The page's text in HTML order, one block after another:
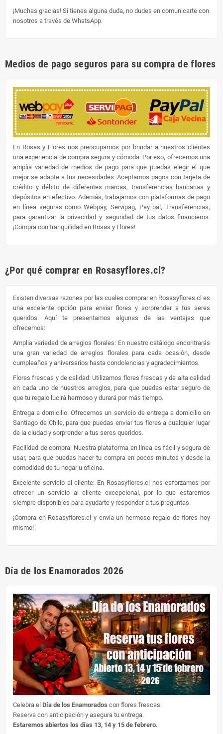
¡Muchas gracias! Si tienes alguna duda, no dudes en comunicarte con
nosotros a través de WhatsApp.
Medios de pago seguros para su compra de flores
En Rosas y Flores nos preocupamos por brindar a nuestros clientes
una experiencia de compra segura y cómoda. Por eso, ofrecemos una
amplia variedad de medios de pago para que puedas elegir el que
mejor se adapte a tus necesidades. Aceptamos pagos con tarjeta de
crédito y débito de diferentes marcas, transferencias bancarias y
depósitos en efectivo. Además, trabajamos con plataformas de pago
en línea seguras como Webpay, Servipag, Pay pal, Transferencias,
para garantizar la privacidad y seguridad de tus datos financieros.
¡Compra con tranquilidad en Rosas y Flores!
¿Por qué comprar en Rosasyflores.cl?
Existen diversas razones por las cuales comprar en Rosasyflores.cl es
una excelente opción para enviar flores y sorprender a tus seres
queridos. Aquí te presentamos algunas de las ventajas que
ofrecemos:
Amplia variedad de arreglos florales: En nuestro catálogo encontrarás
una gran variedad de arreglos florales para cada ocasión, desde
cumpleaños y aniversarios hasta condolencias y agradecimientos.
Flores frescas y de calidad: Utilizamos flores frescas y de alta calidad
en cada uno de nuestros arreglos, para que puedas estar seguro de
que tu regalo lucirá hermoso y durará por más tiempo.
Entrega a domicilio: Ofrecemos un servicio de entrega a domicilio en
Santiago de Chile, para que puedas enviar tus flores a cualquier lugar
de la ciudad y sorprender a tus seres queridos.
Facilidad de compra: Nuestra plataforma en línea es fácil y segura de
usar, para que puedas hacer tu compra en pocos minutos y desde la
comodidad de tu hogar u oficina.
Excelente servicio al cliente: En Rosasyflores.cl nos esforzamos por
ofrecer un servicio al cliente excepcional, por lo que estaremos
siempre disponibles para ayudarte y responder a tus preguntas.
¡Compra en Rosasyflores.cl y envía un hermoso regalo de flores hoy
mismo!
Día de los Enamorados 2026
Celebra el Día de los Enamorados con flores frescas.
Reserva con anticipación y asegura tu entrega.
Estaremos abiertos los días 13, 14 y 15 de febrero.